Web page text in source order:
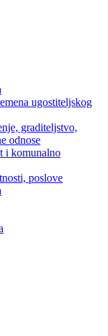
ugostiteljskog
graditeljstvo,
odnose
i komunalno
poslove